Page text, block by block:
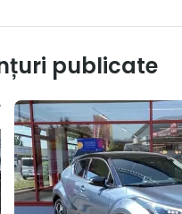
publicate